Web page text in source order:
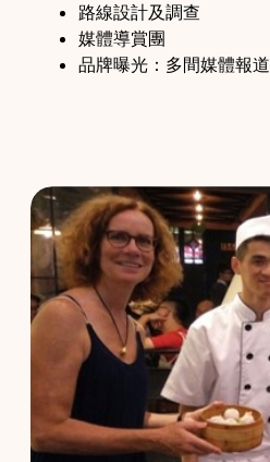
路線設計及調查
媒體導賞團
品牌曝光：多間媒體報道